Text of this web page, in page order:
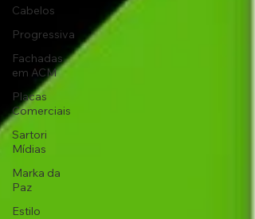
Cabelos
Progressiva
Fachadas
em ACM
Placas
Comerciais
Sartori
Mídias
Marka da
Paz
Estilo